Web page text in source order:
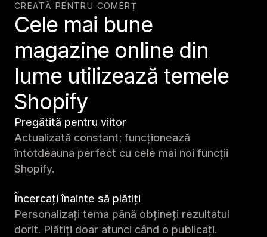
CREATĂ PENTRU COMERȚ
Cele mai bune
magazine online din
lume utilizează temele
Shopify
Pregătită pentru viitor
Actualizată constant; funcționează
întotdeauna perfect cu cele mai noi funcții
Shopify.
Încercați înainte să plătiți
Personalizați tema până obțineți rezultatul
dorit. Plătiți doar atunci când o publicați.